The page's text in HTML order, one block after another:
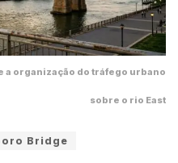
a organização do tráfego urbano
sobre o rio East
Bridge